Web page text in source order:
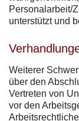
Personalarbeit/
unterstützt und
Weiterer
über den
Vertreten von
vor den